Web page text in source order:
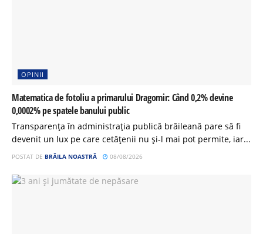
OPINII
Matematica de fotoliu a primarului Dragomir: Când 0,2% devine
0,0002% pe spatele banului public
Transparența în administrația publică brăileană pare să fi
devenit un lux pe care cetățenii nu și-l mai pot permite, iar...
POSTAT DE BRĂILA NOASTRĂ 08/08/2026